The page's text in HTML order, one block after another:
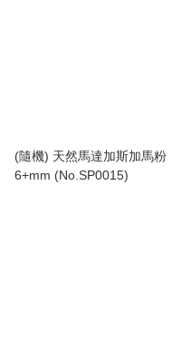
(隨機) 天然馬達加斯加馬粉
6+mm (No.SP0015)